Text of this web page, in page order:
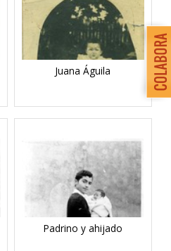
Juana Águila
Padrino y ahijado